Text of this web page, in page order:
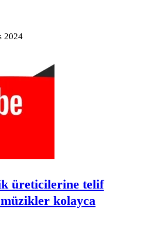
2024
üreticilerine telif
kolayca